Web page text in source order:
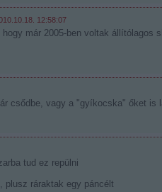
12:58:07
már 2005-ben voltak állítólagos
csődbe, vagy a "gyíkocska" őket is
tud ez repülni
plusz ráraktak egy páncélt